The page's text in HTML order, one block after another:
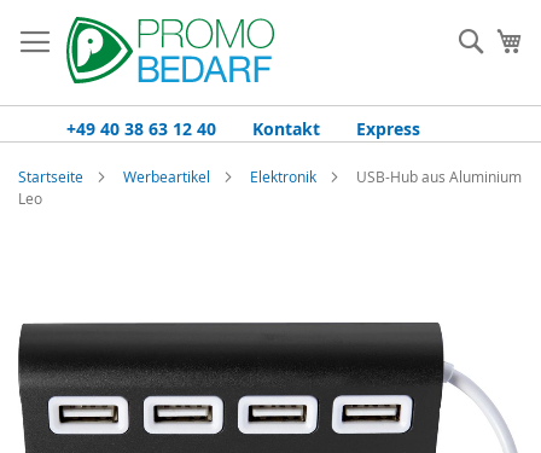
Inhalt
springen
+49 40 38 63 12 40 Kontakt Express
Startseite Werbeartikel Elektronik
USB-Hub aus Aluminium
Leo
springen